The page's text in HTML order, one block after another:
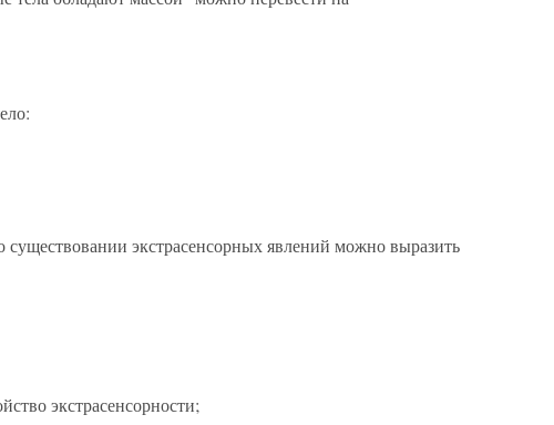
экстрасенсорных явлений можно выразить
экстрасенсорности;